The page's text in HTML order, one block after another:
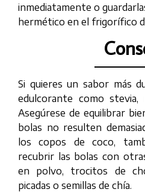
inmediatamente o
hermético en el frigorífico
Si quieres un sabor más
edulcorante como
Asegúrese de equilibrar
bolas no resulten
los copos de coco,
recubrir las bolas con
en polvo, trocitos de
picadas o semillas de chía.